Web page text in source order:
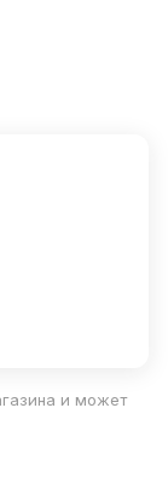
и может